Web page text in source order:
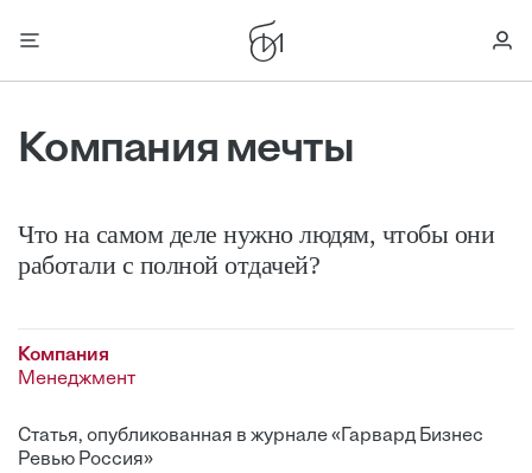
Компания мечты
Что на самом деле нужно людям, чтобы они
работали с полной отдачей?
Компания
Менеджмент
Статья, опубликованная в журнале «Гарвард Бизнес
Ревью Россия»